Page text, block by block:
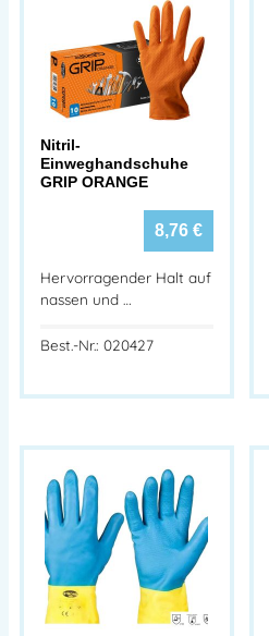
Nitril-
Einweghandschuhe
GRIP ORANGE
8,76 €
Hervorragender Halt auf
nassen und …
Best.-Nr.: 020427